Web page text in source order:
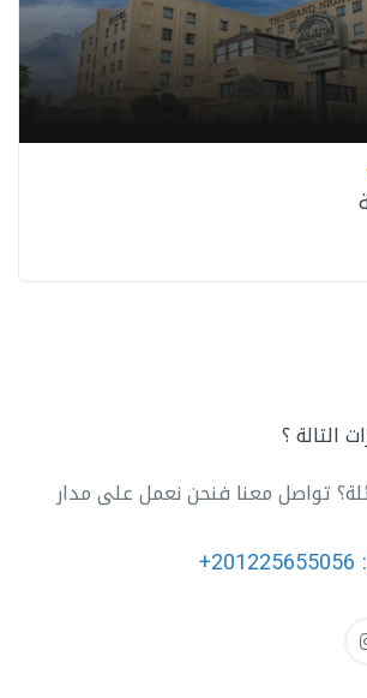
التالة ؟
تواصل معنا فنحن نعمل على مدار
+201225655056